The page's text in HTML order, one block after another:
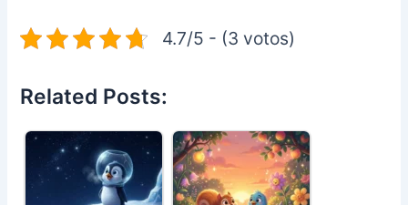
4.7/5 - (3 votos)
Related Posts: